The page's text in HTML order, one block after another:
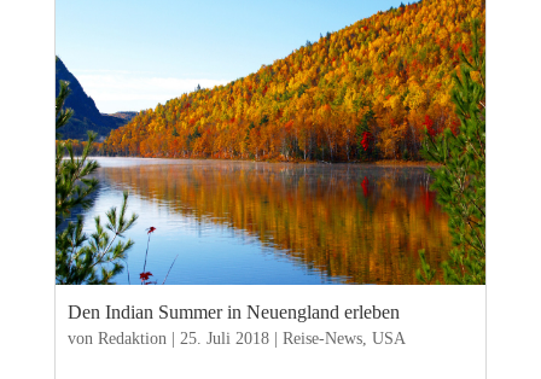
Den Indian Summer in Neuengland erleben
von Redaktion| 25. Juli 2018| Reise-News, USA